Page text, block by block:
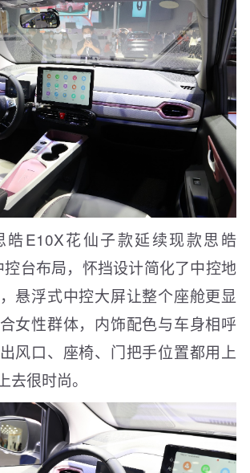
皓E10X花仙子款延续现款思皓
台布局，怀挡设计简化了中控地
悬浮式中控大屏让整个座舱更显
女性群体，内饰配色与车身相呼
风口、座椅、门把手位置都用上
去很时尚。